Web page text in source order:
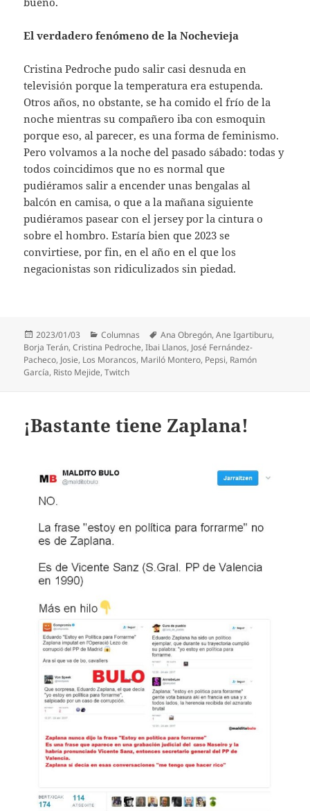
El verdadero fenómeno de la Nochevieja
Cristina Pedroche pudo salir casi desnuda en
televisión porque la temperatura era estupenda.
Otros años, no obstante, se ha comido el frío de la
noche mientras su compañero iba con esmoquin
porque eso, al parecer, es una forma de feminismo.
Pero volvamos a la noche del pasado sábado: todas y
todos coincidimos que no es normal que
pudiéramos salir a encender unas bengalas al
balcón en camisa, o que a la mañana siguiente
pudiéramos pasear con el jersey por la cintura o
sobre el hombro. Estaría bien que 2023 se
convirtiese, por fin, en el año en el que los
negacionistas son ridiculizados sin piedad.
Publicado
el
2023/01/03 Categorías
Columnas Etiquetas
Ana Obregón,Ane Igartiburu,
Borja Terán,Cristina Pedroche,Ibai Llanos, José Fernández-
Pacheco, Josie, Los Morancos, Mariló Montero, Pepsi, Ramón
García, Risto Mejide,Twitch
¡Bastante tiene Zaplana!